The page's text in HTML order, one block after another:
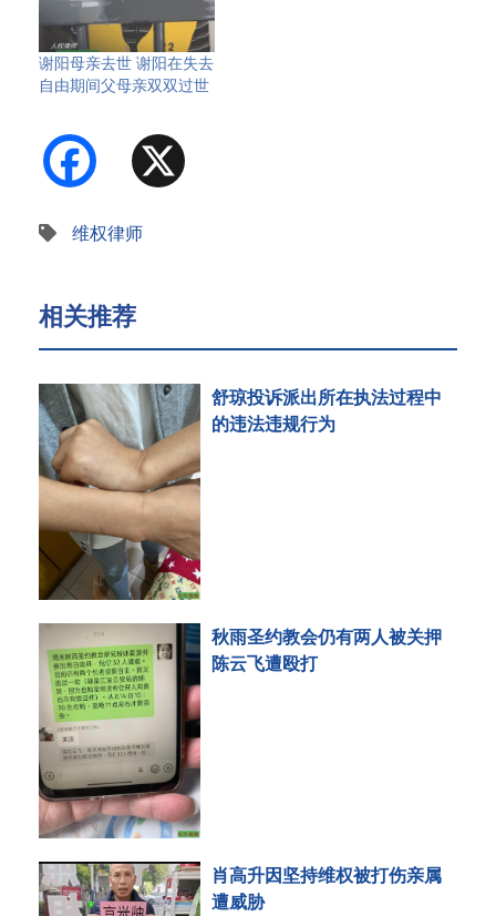
谢阳母亲去世 谢阳在失去
自由期间父母亲双双过世
Facebook
维权律师
相关推荐
舒琼投诉派出所在执法过程中
的违法违规行为
秋雨圣约教会仍有两人被关押
陈云飞遭殴打
肖高升因坚持维权被打伤亲属
遭威胁